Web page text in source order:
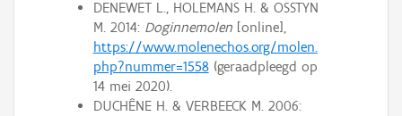
DENEWET L., HOLEMANS H. & OSSTYN
M. 2014: Doginnemolen[online],
https://www.molenechos.org/molen.
php?nummer=1558(geraadpleegd op
14 mei 2020).
DUCHÊNE H. & VERBEECK M. 2006: